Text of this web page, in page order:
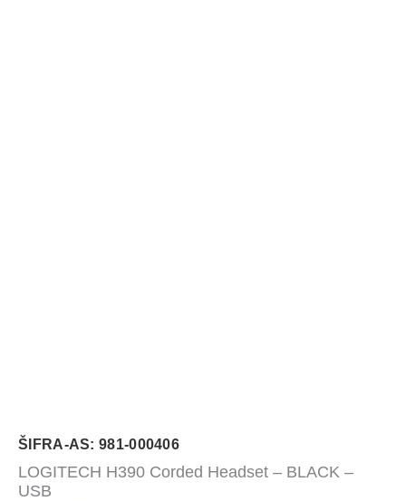
ŠIFRA-AS: 981-000406
LOGITECH H390 Corded Headset – BLACK –
USB